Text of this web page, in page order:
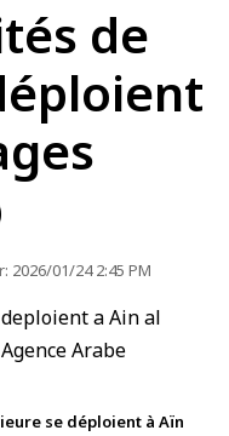
de
2026/01/24 2:45 PM
se déploient à Aïn